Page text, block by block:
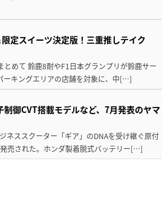
定スイーツ決定版！三重推しテイク
めて 鈴鹿8耐やF1日本グランプリが鈴鹿サー
ーキングエリアの店舗を対象に、中[…]
御CVT搭載モデルなど、7月発表のヤマ
ネススクーター「ギア」のDNAを受け継ぐ原付
売された。ホンダ製着脱式バッテリー[…]